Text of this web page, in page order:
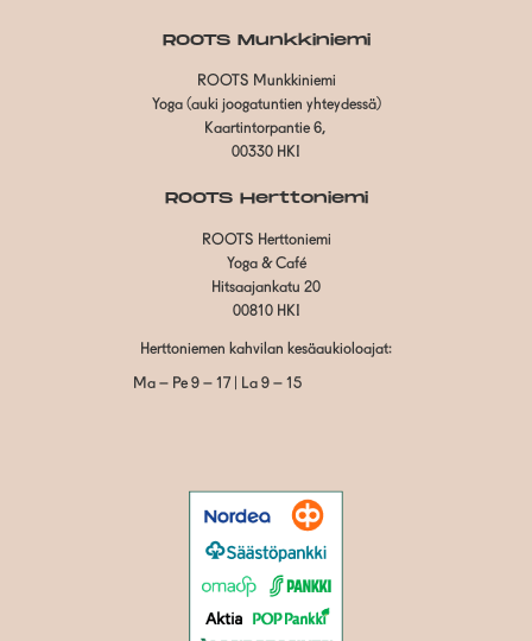
ROOTS Munkkiniemi
ROOTS Munkkiniemi
Yoga (auki joogatuntien yhteydessä)
Kaartintorpantie 6,
00330 HKI
ROOTS Herttoniemi
ROOTS Herttoniemi
Yoga & Café
Hitsaajankatu 20
00810 HKI
Herttoniemen kahvilan kesäaukioloajat:
Ma – Pe 9 – 17 | La 9 – 15